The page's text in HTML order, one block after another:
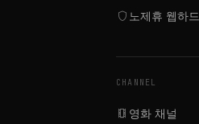
shield 노제휴 웹하드
CHANNEL
local_movies 영화 채널